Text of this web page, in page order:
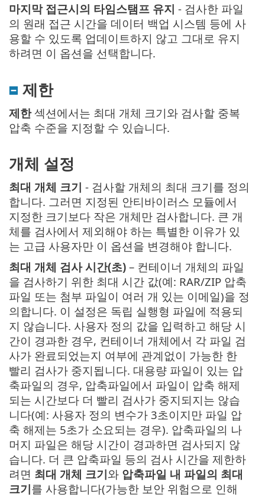
마지막 접근시의 타임스탬프 유지 - 검사한 파일
의 원래 접근 시간을 데이터 백업 시스템 등에 사
용할 수 있도록 업데이트하지 않고 그대로 유지
하려면 이 옵션을 선택합니다.
제한
제한섹션에서는 최대 개체 크기와 검사할 중복
압축 수준을 지정할 수 있습니다.
개체 설정
최대 개체 크기 - 검사할 개체의 최대 크기를 정의
합니다. 그러면 지정된 안티바이러스 모듈에서
지정한 크기보다 작은 개체만 검사합니다. 큰 개
체를 검사에서 제외해야 하는 특별한 이유가 있
는 고급 사용자만 이 옵션을 변경해야 합니다.
최대 개체 검사 시간(초) – 컨테이너 개체의 파일
을 검사하기 위한 최대 시간 값(예: RAR/ZIP 압축
파일 또는 첨부 파일이 여러 개 있는 이메일)을 정
의합니다. 이 설정은 독립 실행형 파일에 적용되
지 않습니다. 사용자 정의 값을 입력하고 해당 시
간이 경과한 경우, 컨테이너 개체에서 각 파일 검
사가 완료되었는지 여부에 관계없이 가능한 한
빨리 검사가 중지됩니다. 대용량 파일이 있는 압
축파일의 경우, 압축파일에서 파일이 압축 해제
되는 시간보다 더 빨리 검사가 중지되지는 않습
니다(예: 사용자 정의 변수가 3초이지만 파일 압
축 해제는 5초가 소요되는 경우). 압축파일의 나
머지 파일은 해당 시간이 경과하면 검사되지 않
습니다. 더 큰 압축파일 등의 검사 시간을 제한하
려면 최대 개체 크기와 압축파일 내 파일의 최대
크기를 사용합니다(가능한 보안 위험으로 인해